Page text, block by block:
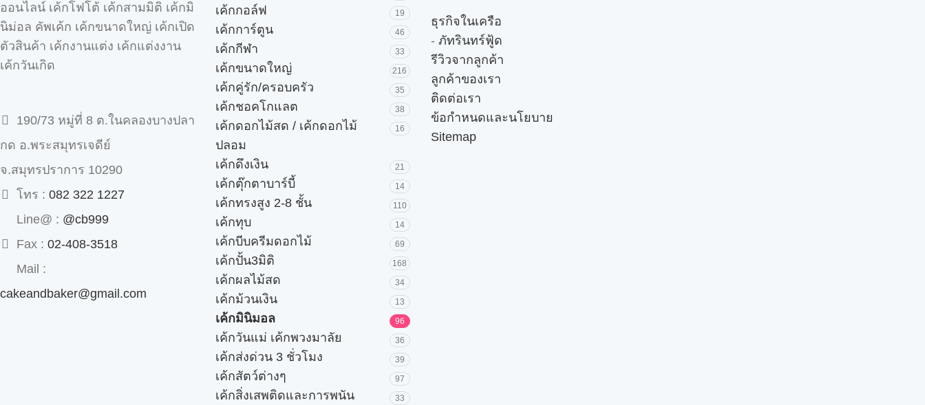
ออนไลน์ เค้กโฟโต้ เค้กสามมิติ เค้กมิ
นิม่อล คัพเค้ก เค้กขนาดใหญ่ เค้กเปิด
ตัวสินค้า เค้กงานแต่ง เค้กแต่งงาน
เค้กวันเกิด
190/73 หมู่ที่ 8 ต.ในคลองบางปลา
กด อ.พระสมุทรเจดีย์
จ.สมุทรปราการ 10290
โทร : 082 322 1227
Line@ : @cb999
Fax : 02-408-3518
Mail :
cakeandbaker@gmail.com
เค้กกอล์ฟ 19
เค้กการ์ตูน 46
เค้กกีฬา 33
เค้กขนาดใหญ่ 216
เค้กคู่รัก/ครอบครัว 35
เค้กชอคโกแลต 38
เค้กดอกไม้สด / เค้กดอกไม้
ปลอม
16
เค้กดึงเงิน 21
เค้กตุ๊กตาบาร์บี้ 14
เค้กทรงสูง 2-8 ชั้น 110
เค้กทุบ 14
เค้กบีบครีมดอกไม้ 69
เค้กปั้น3มิติ 168
เค้กผลไม้สด 34
เค้กม้วนเงิน 13
เค้กมินิมอล 96
เค้กวันแม่ เค้กพวงมาลัย 36
เค้กส่งด่วน 3 ชั่วโมง 39
เค้กสัตว์ต่างๆ 97
เค้กสิ่งเสพติดและการพนัน 33
ธุรกิจในเครือ
- ภัทรินทร์ฟู้ด
รีวิวจากลูกค้า
ลูกค้าของเรา
ติดต่อเรา
ข้อกำหนดและนโยบาย
Sitemap